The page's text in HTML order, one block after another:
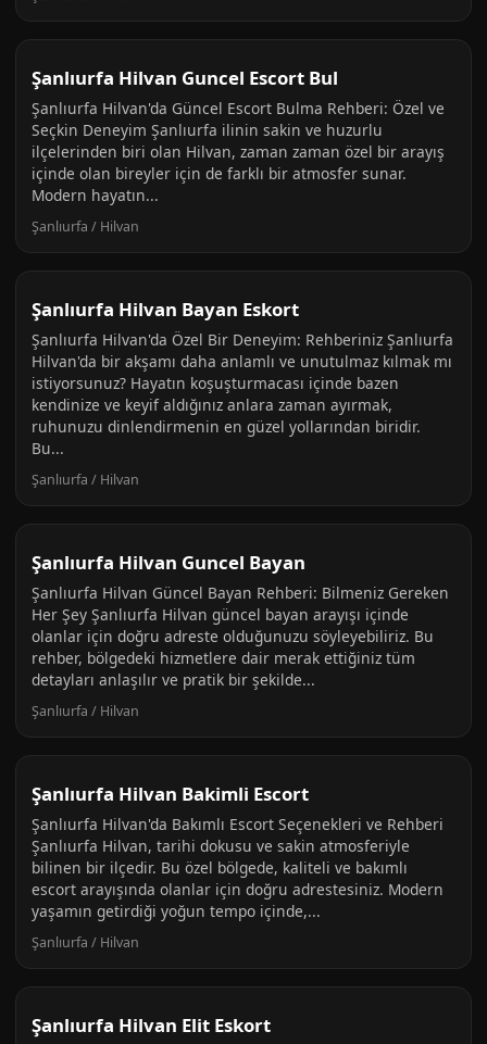
Şanlıurfa Hilvan Guncel Escort Bul
Şanlıurfa Hilvan'da Güncel Escort Bulma Rehberi: Özel ve
Seçkin Deneyim Şanlıurfa ilinin sakin ve huzurlu
ilçelerinden biri olan Hilvan, zaman zaman özel bir arayış
içinde olan bireyler için de farklı bir atmosfer sunar.
Modern hayatın...
Şanlıurfa / Hilvan
Şanlıurfa Hilvan Bayan Eskort
Şanlıurfa Hilvan'da Özel Bir Deneyim: Rehberiniz Şanlıurfa
Hilvan'da bir akşamı daha anlamlı ve unutulmaz kılmak mı
istiyorsunuz? Hayatın koşuşturmacası içinde bazen
kendinize ve keyif aldığınız anlara zaman ayırmak,
ruhunuzu dinlendirmenin en güzel yollarından biridir.
Bu...
Şanlıurfa / Hilvan
Şanlıurfa Hilvan Guncel Bayan
Şanlıurfa Hilvan Güncel Bayan Rehberi: Bilmeniz Gereken
Her Şey Şanlıurfa Hilvan güncel bayan arayışı içinde
olanlar için doğru adreste olduğunuzu söyleyebiliriz. Bu
rehber, bölgedeki hizmetlere dair merak ettiğiniz tüm
detayları anlaşılır ve pratik bir şekilde...
Şanlıurfa / Hilvan
Şanlıurfa Hilvan Bakimli Escort
Şanlıurfa Hilvan'da Bakımlı Escort Seçenekleri ve Rehberi
Şanlıurfa Hilvan, tarihi dokusu ve sakin atmosferiyle
bilinen bir ilçedir. Bu özel bölgede, kaliteli ve bakımlı
escort arayışında olanlar için doğru adrestesiniz. Modern
yaşamın getirdiği yoğun tempo içinde,...
Şanlıurfa / Hilvan
Şanlıurfa Hilvan Elit Eskort